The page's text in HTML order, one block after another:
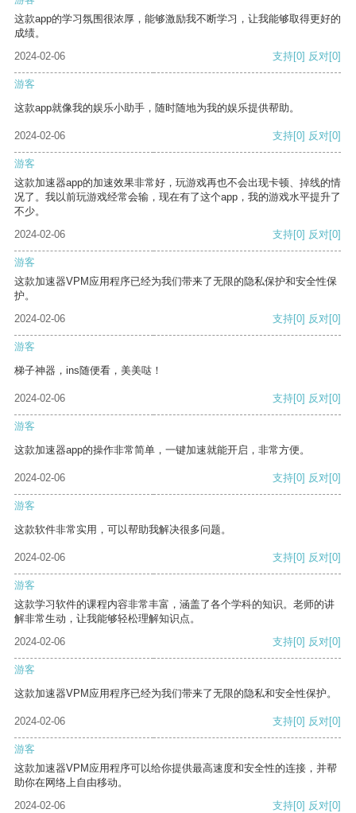
这款app的学习氛围很浓厚，能够激励我不断学习，让我能够取得更好的
成绩。
2024-02-06
支持[0] 反对[0]
游客
这款app就像我的娱乐小助手，随时随地为我的娱乐提供帮助。
2024-02-06 支持[0] 反对[0]
游客
这款加速器app的加速效果非常好，玩游戏再也不会出现卡顿、掉线的情
况了。我以前玩游戏经常会输，现在有了这个app，我的游戏水平提升了
不少。
2024-02-06
支持[0] 反对[0]
游客
这款加速器VPM应用程序已经为我们带来了无限的隐私保护和安全性保
护。
2024-02-06
支持[0] 反对[0]
游客
梯子神器，ins随便看，美美哒！
2024-02-06 支持[0] 反对[0]
游客
这款加速器app的操作非常简单，一键加速就能开启，非常方便。
2024-02-06 支持[0] 反对[0]
游客
这款软件非常实用，可以帮助我解决很多问题。
2024-02-06 支持[0] 反对[0]
游客
这款学习软件的课程内容非常丰富，涵盖了各个学科的知识。老师的讲
解非常生动，让我能够轻松理解知识点。
2024-02-06
支持[0] 反对[0]
游客
这款加速器VPM应用程序已经为我们带来了无限的隐私和安全性保护。
2024-02-06 支持[0] 反对[0]
游客
这款加速器VPM应用程序可以给你提供最高速度和安全性的连接，并帮
助你在网络上自由移动。
2024-02-06
支持[0] 反对[0]